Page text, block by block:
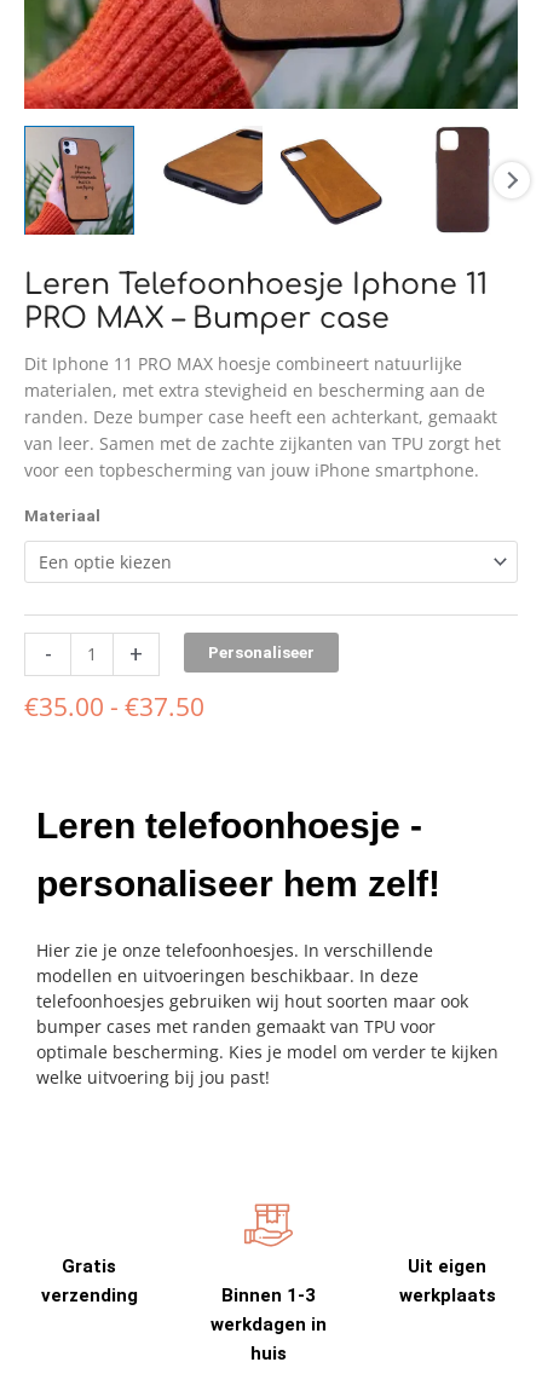
Leren Telefoonhoesje Iphone 11
PRO MAX – Bumper case
Dit Iphone 11 PRO MAX hoesje combineert natuurlijke
materialen, met extra stevigheid en bescherming aan de
randen. Deze bumper case heeft een achterkant, gemaakt
van leer. Samen met de zachte zijkanten van TPU zorgt het
voor een topbescherming van jouw iPhone smartphone.
Materiaal
- + Personaliseer
€35.00 - €37.50
Leren telefoonhoesje -
personaliseer hem zelf!
Hier zie je onze telefoonhoesjes. In verschillende
modellen en uitvoeringen beschikbaar. In deze
telefoonhoesjes gebruiken wij hout soorten maar ook
bumper cases met randen gemaakt van TPU voor
optimale bescherming. Kies je model om verder te kijken
welke uitvoering bij jou past!
Gratis
verzending
Binnen 1-3
werkdagen in
huis
Uit eigen
werkplaats